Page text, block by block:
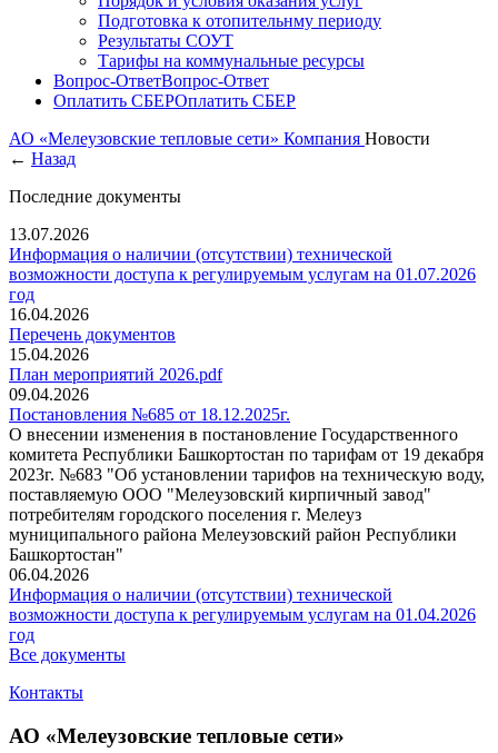
Подготовка к отопительнму периоду
Результаты СОУТ
Тарифы на коммунальные ресурсы
Вопрос-ОтветВопрос-Ответ
Оплатить СБЕРОплатить СБЕР
АО «Мелеузовские тепловые сети» Компания Новости
← Назад
Последние документы
13.07.2026
Информация о наличии (отсутствии) технической
возможности доступа к регулируемым услугам на 01.07.2026
год
16.04.2026
Перечень документов
15.04.2026
План мероприятий 2026.pdf
09.04.2026
Постановления №685 от 18.12.2025г.
О внесении изменения в постановление Государственного
комитета Республики Башкортостан по тарифам от 19 декабря
2023г. №683 "Об установлении тарифов на техническую воду,
поставляемую ООО "Мелеузовский кирпичный завод"
потребителям городского поселения г. Мелеуз
муниципального района Мелеузовский район Республики
Башкортостан"
06.04.2026
Информация о наличии (отсутствии) технической
возможности доступа к регулируемым услугам на 01.04.2026
год
Все документы
Контакты
АО «Мелеузовские тепловые сети»